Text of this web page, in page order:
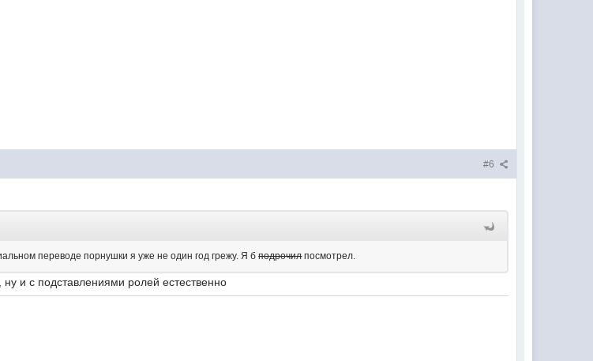
#6
переводе порнушки я уже не один год грежу. Я бподрочилпосмотрел.
и с подставлениями ролей естественно